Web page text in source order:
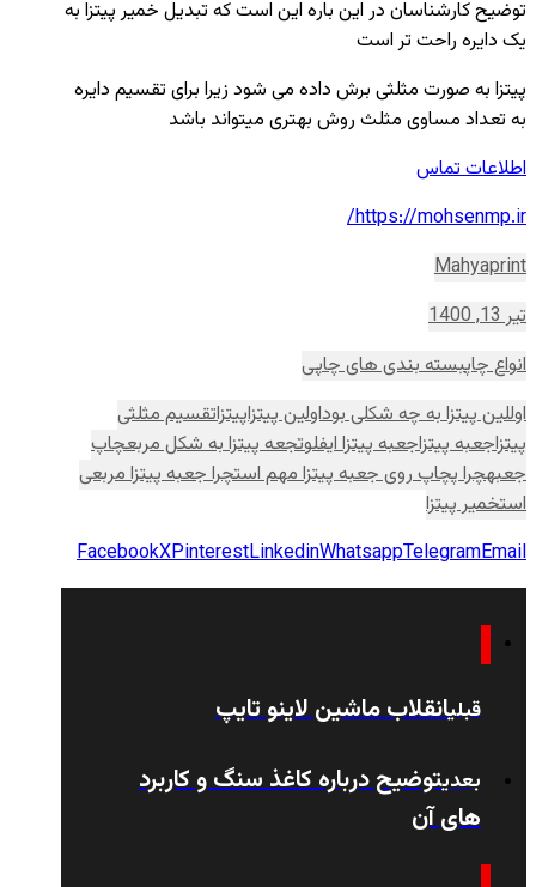
توضیح کارشناسان در این باره این است که تبدیل خمیر پیتزا به
یک دایره راحت تر است
پیتزا به صورت مثلثی برش داده می شود زیرا برای تقسیم دایره
به تعداد مساوی مثلث روش بهتری میتواند باشد
اطلاعات تماس
https://mohsenmp.ir/
Mahyaprint
تیر 13, 1400
انواع چاپبسته بندی های چاپی
اوللین پیتزا به چه شکلی بوداولین پیتزاپیتزاتقسیم مثلثی
پیتزاجعبه پیتزاجعبه پیتزا ایفلوتجعه پیتزا به شکل مربعچاپ
جعبهچرا پچاپ روی جعبه پیتزا مهم استچرا جعبه پیتزا مربعی
استخمیر پیتزا
FacebookXPinterestLinkedinWhatsappTelegramEmail
قبلیانقلاب ماشین لاینو تایپ
بعدیتوضیح درباره کاغذ سنگ و کاربرد
های آن